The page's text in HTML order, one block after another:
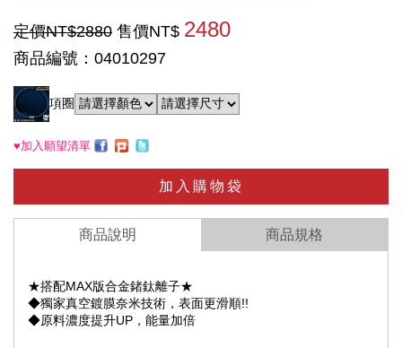
定價NT$2880 售價NT$ 2480
商品編號：04010297
項圈
♥加入願望清單
加入購物袋
商品說明 商品規格
★搭配MAX版合金鍺鈦離子★
◆獨家真空鍍膜奈米技術，表面更滑順!!
◆原料濃度提升UP，能量加倍